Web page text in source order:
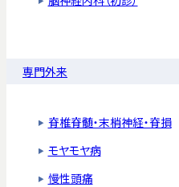
専門外来
脊椎脊髄・末梢神経・脊損
モヤモヤ病
慢性頭痛